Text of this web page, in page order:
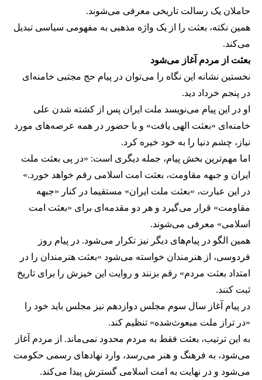
حاملان یک رسالت تاریخی معرفی می‌شوند.
همین نکته، بعثت را از یک واژه مذهبی به مفهومی سیاسی تبدیل
می‌کند.
بعثت از مردم آغاز می‌شود
نخستین نشانه این نگاه را می‌توان در پیام حج مجتبی خامنه‌ای
در پنجم خرداد دید.
او در این پیام می‌نویسد ملت ایران پس از کشته شدن علی
خامنه‌ای «بعثت الهی یافت» و با حضور در همه عرصه‌های مورد
نیاز، چشم دنیا را به خود خیره کرد.
اما مهم‌ترین بخش پیام، جمله دیگری است: «در پی بعثت ملت
ایران و جبهه مقاومت، بعثت امت اسلامی رقم خواهد خورد.»
در این عبارت، «بعثت ملت ایران» مستقیما در کنار «جبهه
مقاومت» قرار می‌گیرد و هر دو مقدمه‌ای برای «بعثت امت
اسلامی» معرفی می‌شوند.
همین الگو در پیام‌های دیگر نیز تکرار می‌شود. در پیام روز
فردوسی، از هنرمندان خواسته می‌شود «بعثت هنرمندان را در
امتداد بعثت مردم» رقم بزنند و روایت این خیزش را برای تاریخ
ثبت کنند.
در پیام آغاز سال سوم مجلس دوازدهم نیز مجلس باید خود را
«در تراز ملت مبعوث‌شده» تنظیم کند.
به این ترتیب، بعثت فقط به مردم محدود نمی‌ماند. از مردم آغاز
می‌شود، به فرهنگ و هنر می‌رسد، وارد نهادهای رسمی حکومت
می‌شود و در نهایت به امت اسلامی گسترش پیدا می‌کند.